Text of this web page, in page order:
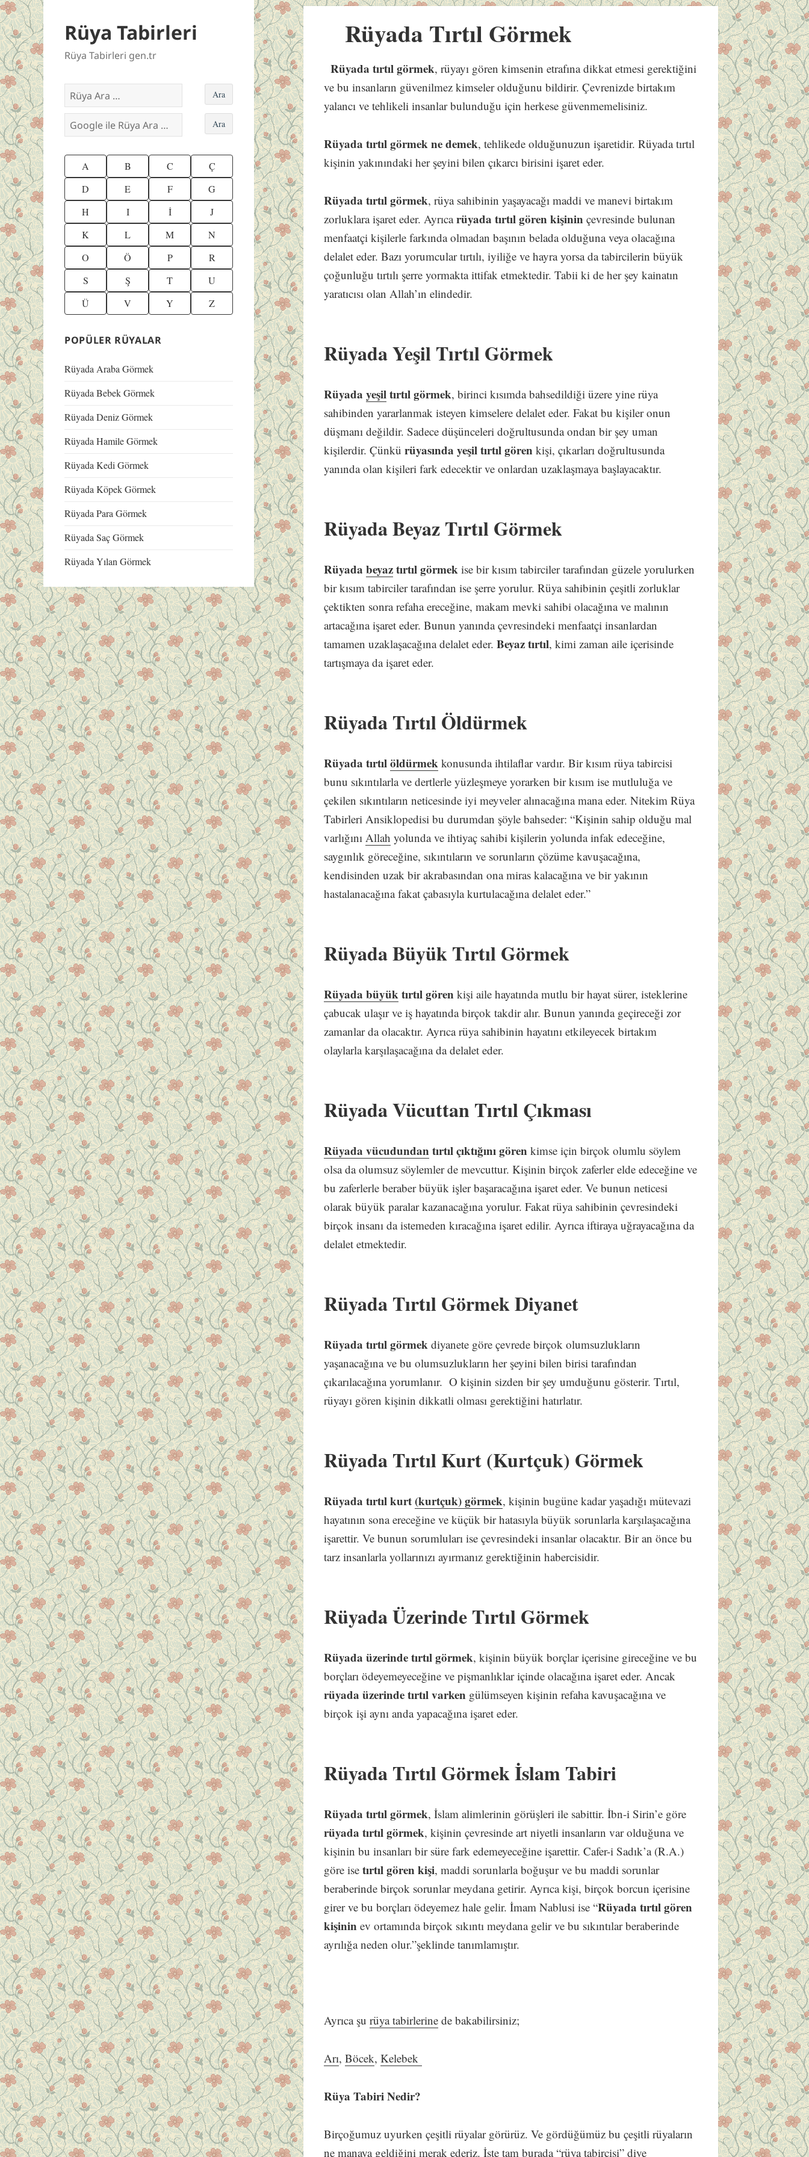
Rüya Tabirleri
Rüya Tabirleri gen.tr
A B C
Ç
D
E F
G
H
I İ
J
K
L M
N
O
Ö P
R
S
Ş T
U
Ü
V Y Z
POPÜLER RÜYALAR
Rüyada Araba Görmek
Rüyada Bebek Görmek
Rüyada Deniz Görmek
Rüyada Hamile Görmek
Rüyada Kedi Görmek
Rüyada Köpek Görmek
Rüyada Para Görmek
Rüyada Saç Görmek
Rüyada Yılan Görmek
Rüyada Tırtıl Görmek
Rüyada tırtıl görmek, rüyayı gören kimsenin etrafına dikkat etmesi gerektiğini
ve bu insanların güvenilmez kimseler olduğunu bildirir. Çevrenizde birtakım
yalancı ve tehlikeli insanlar bulunduğu için herkese güvenmemelisiniz.
Rüyada tırtıl görmek ne demek, tehlikede olduğunuzun işaretidir. Rüyada tırtıl
kişinin yakınındaki her şeyini bilen çıkarcı birisini işaret eder.
Rüyada tırtıl görmek, rüya sahibinin yaşayacağı maddi ve manevi birtakım
zorluklara işaret eder. Ayrıcarüyada tırtıl gören kişinin çevresinde bulunan
menfaatçi kişilerle farkında olmadan başının belada olduğuna veya olacağına
delalet eder. Bazı yorumcular tırtılı, iyiliğe ve hayra yorsa da tabircilerin büyük
çoğunluğu tırtılı şerre yormakta ittifak etmektedir. Tabii ki de her şey kainatın
yaratıcısı olan Allah’ın elindedir.
Rüyada Yeşil Tırtıl Görmek
Rüyadayeşiltırtıl görmek, birinci kısımda bahsedildiği üzere yine rüya
sahibinden yararlanmak isteyen kimselere delalet eder. Fakat bu kişiler onun
düşmanı değildir. Sadece düşünceleri doğrultusunda ondan bir şey uman
kişilerdir. Çünkürüyasında yeşil tırtıl gören kişi, çıkarları doğrultusunda
yanında olan kişileri fark edecektir ve onlardan uzaklaşmaya başlayacaktır.
Rüyada Beyaz Tırtıl Görmek
Rüyadabeyaztırtıl görmekise bir kısım tabirciler tarafından güzele yorulurken
bir kısım tabirciler tarafından ise şerre yorulur. Rüya sahibinin çeşitli zorluklar
çektikten sonra refaha ereceğine, makam mevki sahibi olacağına ve malının
artacağına işaret eder. Bunun yanında çevresindeki menfaatçi insanlardan
tamamen uzaklaşacağına delalet eder.Beyaz tırtıl, kimi zaman aile içerisinde
tartışmaya da işaret eder.
Rüyada Tırtıl Öldürmek
Rüyada tırtılöldürmek konusunda ihtilaflar vardır. Bir kısım rüya tabircisi
bunu sıkıntılarla ve dertlerle yüzleşmeye yorarken bir kısım ise mutluluğa ve
çekilen sıkıntıların neticesinde iyi meyveler alınacağına mana eder. Nitekim Rüya
Tabirleri Ansiklopedisi bu durumdan şöyle bahseder: “Kişinin sahip olduğu mal
varlığınıAllah yolunda ve ihtiyaç sahibi kişilerin yolunda infak edeceğine,
saygınlık göreceğine, sıkıntıların ve sorunların çözüme kavuşacağına,
kendisinden uzak bir akrabasından ona miras kalacağına ve bir yakının
hastalanacağına fakat çabasıyla kurtulacağına delalet eder.”
Rüyada Büyük Tırtıl Görmek
Rüyada büyüktırtıl gören kişi aile hayatında mutlu bir hayat sürer, isteklerine
çabucak ulaşır ve iş hayatında birçok takdir alır. Bunun yanında geçireceği zor
zamanlar da olacaktır. Ayrıca rüya sahibinin hayatını etkileyecek birtakım
olaylarla karşılaşacağına da delalet eder.
Rüyada Vücuttan Tırtıl Çıkması
Rüyada vücudundantırtıl çıktığını gören kimse için birçok olumlu söylem
olsa da olumsuz söylemler de mevcuttur. Kişinin birçok zaferler elde edeceğine ve
bu zaferlerle beraber büyük işler başaracağına işaret eder. Ve bunun neticesi
olarak büyük paralar kazanacağına yorulur. Fakat rüya sahibinin çevresindeki
birçok insanı da istemeden kıracağına işaret edilir. Ayrıca iftiraya uğrayacağına da
delalet etmektedir.
Rüyada Tırtıl Görmek Diyanet
Rüyada tırtıl görmek diyanete göre çevrede birçok olumsuzlukların
yaşanacağına ve bu olumsuzlukların her şeyini bilen birisi tarafından
çıkarılacağına yorumlanır. O kişinin sizden bir şey umduğunu gösterir. Tırtıl,
rüyayı gören kişinin dikkatli olması gerektiğini hatırlatır.
Rüyada Tırtıl Kurt (Kurtçuk) Görmek
Rüyada tırtıl kurt (kurtçuk) görmek, kişinin bugüne kadar yaşadığı mütevazi
hayatının sona ereceğine ve küçük bir hatasıyla büyük sorunlarla karşılaşacağına
işarettir. Ve bunun sorumluları ise çevresindeki insanlar olacaktır. Bir an önce bu
tarz insanlarla yollarınızı ayırmanız gerektiğinin habercisidir.
Rüyada Üzerinde Tırtıl Görmek
Rüyada üzerinde tırtıl görmek, kişinin büyük borçlar içerisine gireceğine ve bu
borçları ödeyemeyeceğine ve pişmanlıklar içinde olacağına işaret eder. Ancak
rüyada üzerinde tırtıl varken gülümseyen kişinin refaha kavuşacağına ve
birçok işi aynı anda yapacağına işaret eder.
Rüyada Tırtıl Görmek İslam Tabiri
Rüyada tırtıl görmek, İslam alimlerinin görüşleri ile sabittir. İbn-i Sirin’e göre
rüyada tırtıl görmek, kişinin çevresinde art niyetli insanların var olduğuna ve
kişinin bu insanları bir süre fark edemeyeceğine işarettir. Cafer-i Sadık’a (R.A.)
göre isetırtıl gören kişi, maddi sorunlarla boğuşur ve bu maddi sorunlar
beraberinde birçok sorunlar meydana getirir. Ayrıca kişi, birçok borcun içerisine
girer ve bu borçları ödeyemez hale gelir. İmam Nablusi ise “Rüyada tırtıl gören
kişinin ev ortamında birçok sıkıntı meydana gelir ve bu sıkıntılar beraberinde
ayrılığa neden olur.”şeklinde tanımlamıştır.
Ayrıca şurüya tabirlerine de bakabilirsiniz;
Arı,Böcek,Kelebek
Rüya Tabiri Nedir?
Birçoğumuz uyurken çeşitli rüyalar görürüz. Ve gördüğümüz bu çeşitli rüyaların
ne manaya geldiğini merak ederiz. İşte tam burada “rüya tabircisi” diye